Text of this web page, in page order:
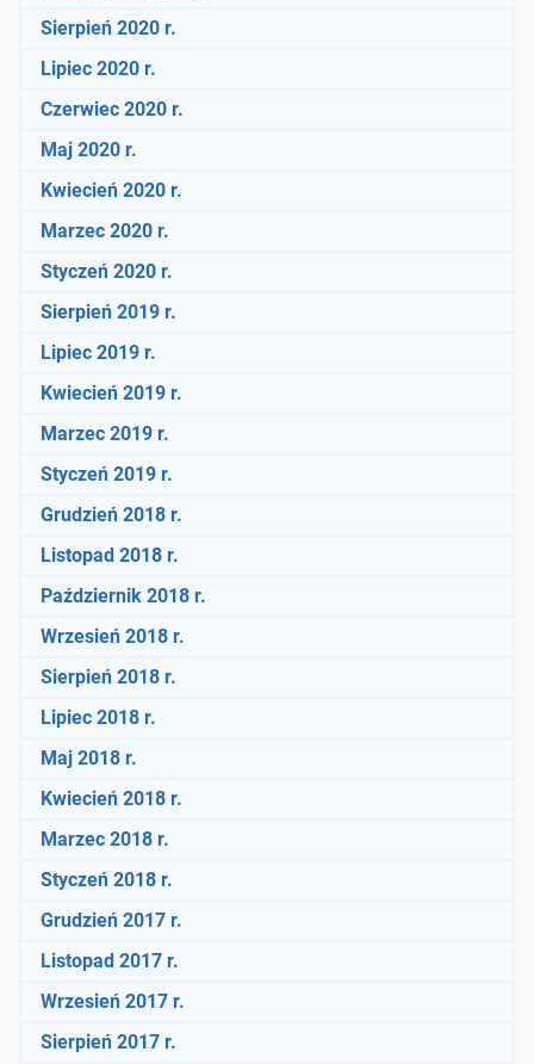
Sierpień 2020 r.
Lipiec 2020 r.
Czerwiec 2020 r.
Maj 2020 r.
Kwiecień 2020 r.
Marzec 2020 r.
Styczeń 2020 r.
Sierpień 2019 r.
Lipiec 2019 r.
Kwiecień 2019 r.
Marzec 2019 r.
Styczeń 2019 r.
Grudzień 2018 r.
Listopad 2018 r.
Październik 2018 r.
Wrzesień 2018 r.
Sierpień 2018 r.
Lipiec 2018 r.
Maj 2018 r.
Kwiecień 2018 r.
Marzec 2018 r.
Styczeń 2018 r.
Grudzień 2017 r.
Listopad 2017 r.
Wrzesień 2017 r.
Sierpień 2017 r.